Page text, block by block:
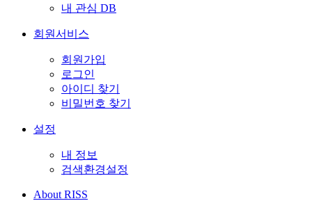
내 관심 DB
회원서비스
회원가입
로그인
아이디 찾기
비밀번호 찾기
설정
내 정보
검색환경설정
About RISS